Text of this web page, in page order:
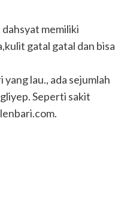
memiliki
gatal gatal dan bisa
lau., ada sejumlah
Seperti sakit